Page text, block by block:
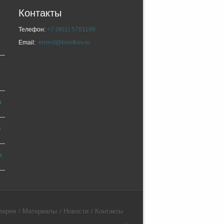
Контакты
Телефон: +7 (901) 5781199
Email: ernest@tsvetkov.ru
Материалы Новости Контакты